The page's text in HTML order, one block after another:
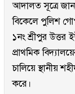
আদালত সূত্রে
বিকেলে পুলিশ
১নং শ্রীপুর উত্তর
প্রাথমিক
চালিয়ে স্থানীয়
করে।